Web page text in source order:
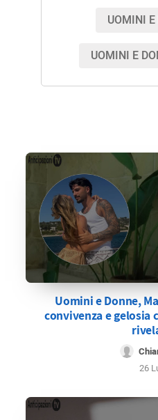
UOMINI
UOMINI E
Uomini e Donne,
convivenza e gelosia
26